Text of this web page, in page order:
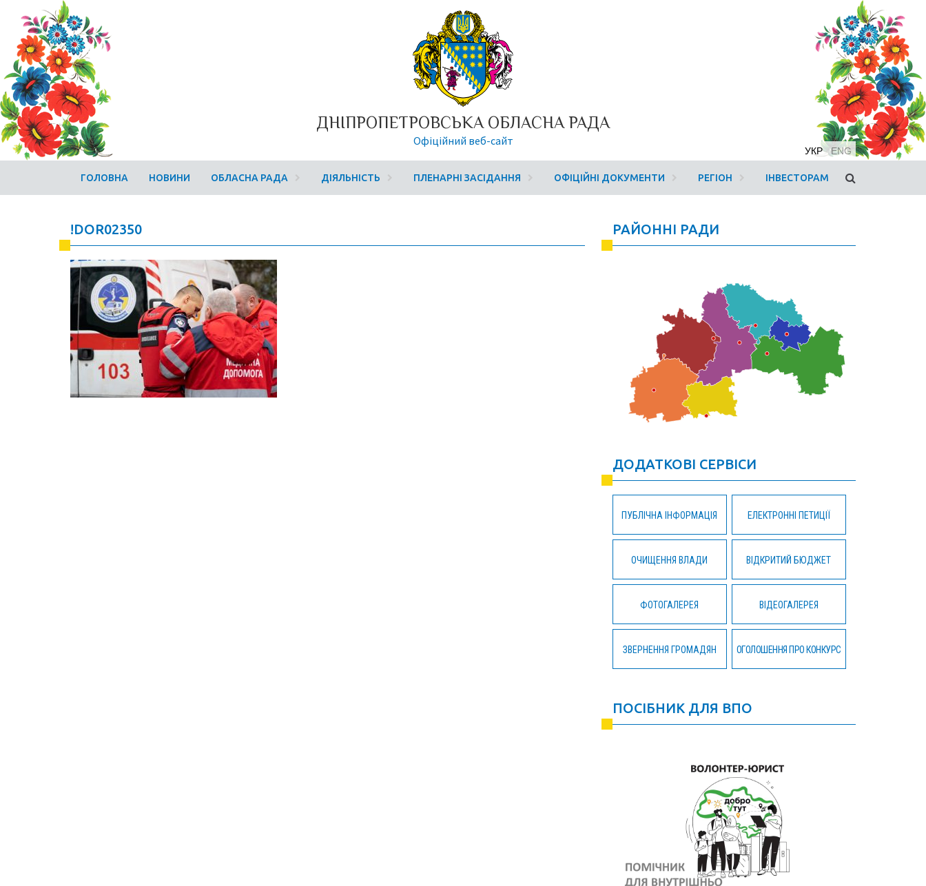
ДНІПРОПЕТРОВСЬКА ОБЛАСНА РАДА
Офіційний веб-сайт
УКР ENG
ГОЛОВНА НОВИНИ ОБЛАСНА РАДА ДІЯЛЬНІСТЬ ПЛЕНАРНІ ЗАСІДАННЯ ОФІЦІЙНІ ДОКУМЕНТИ РЕГІОН ІНВЕСТОРАМ
!DOR02350 РАЙОННІ РАДИ
ДОДАТКОВІ СЕРВІСИ
ПУБЛІЧНА ІНФОРМАЦІЯ ЕЛЕКТРОННІ ПЕТИЦІЇ
ОЧИЩЕННЯ ВЛАДИ ВІДКРИТИЙ БЮДЖЕТ
ФОТОГАЛЕРЕЯ ВІДЕОГАЛЕРЕЯ
ЗВЕРНЕННЯ ГРОМАДЯН ОГОЛОШЕННЯ ПРО КОНКУРС
ПОСІБНИК ДЛЯ ВПО